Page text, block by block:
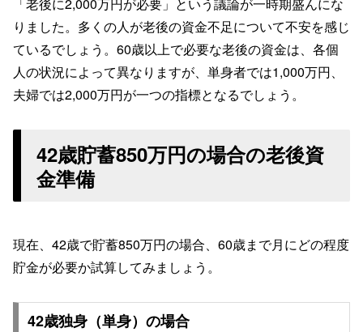
「老後に2,000万円が必要」という議論が一時期盛んにな
りました。多くの人が老後の資金不足について不安を感じ
ているでしょう。60歳以上で必要な老後の資金は、各個
人の状況によって異なりますが、単身者では1,000万円、
夫婦では2,000万円が一つの指標となるでしょう。
42歳貯蓄850万円の場合の老後資
金準備
現在、42歳で貯蓄850万円の場合、60歳まで月にどの程度
貯金が必要か試算してみましょう。
42歳独身（単身）の場合